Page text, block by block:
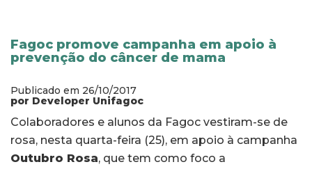
Fagoc promove campanha em apoio à
prevenção do câncer de mama
Publicado em 26/10/2017
por Developer Unifagoc
Colaboradores e alunos da Fagoc vestiram-se de
rosa, nesta quarta-feira (25), em apoio à campanha
Outubro Rosa, que tem como foco a